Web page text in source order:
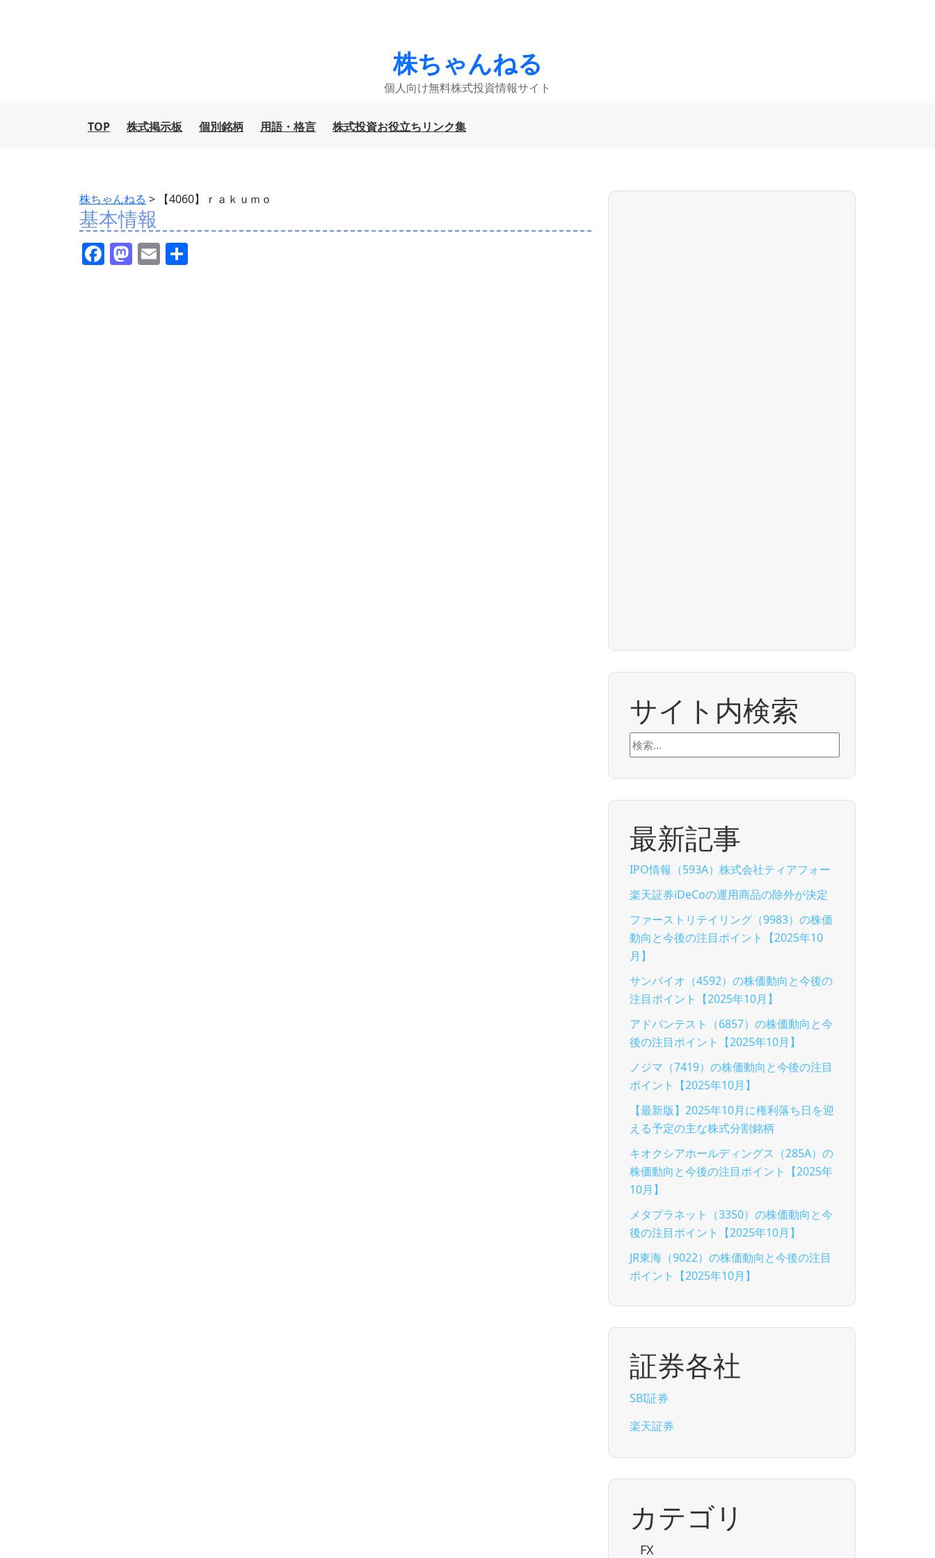
株ちゃんねる
個人向け無料株式投資情報サイト
TOP 株式掲示板 個別銘柄 用語・格言 株式投資お役立ちリンク集
株ちゃんねる > 【4060】ｒａｋｕｍｏ
基本情報
F M E
サイト内検索
検
索:
最新記事
IPO情報（593A）株式会社ティアフォー
楽天証券iDeCoの運用商品の除外が決定
ファーストリテイリング（9983）の株価
動向と今後の注目ポイント【2025年10
月】
サンバイオ（4592）の株価動向と今後の
注目ポイント【2025年10月】
アドバンテスト（6857）の株価動向と今
後の注目ポイント【2025年10月】
ノジマ（7419）の株価動向と今後の注目
ポイント【2025年10月】
【最新版】2025年10月に権利落ち日を迎
える予定の主な株式分割銘柄
キオクシアホールディングス（285A）の
株価動向と今後の注目ポイント【2025年
10月】
メタプラネット（3350）の株価動向と今
後の注目ポイント【2025年10月】
JR東海（9022）の株価動向と今後の注目
ポイント【2025年10月】
証券各社
SBI証券
楽天証券
カテゴリ
FX